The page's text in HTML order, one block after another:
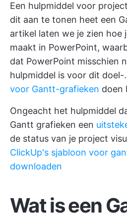
Een hulpmiddel voor
dit aan te tonen heet een
artikel laten we je zien hoe
maakt in PowerPoint,
dat PowerPoint misschien
hulpmiddel is voor dit doel-
voor Gantt-grafieken doen
Ongeacht het hulpmiddel
Gantt grafieken een
de status van je project
ClickUp's sjabloon voor
downloaden
Wat is een